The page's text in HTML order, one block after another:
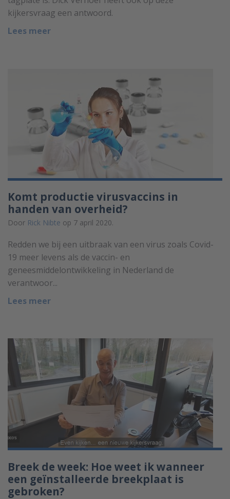
kijkersvraag een antwoord.
Lees meer
Komt productie virusvaccins in
handen van overheid?
Door Rick Nibte op 7 april 2020.
Redden we bij een uitbraak van een virus zoals Covid-
19 meer levens als de vaccin- en
geneesmiddelontwikkeling in Nederland de
verantwoor...
Lees meer
Breek de week: Hoe weet ik wanneer
een geïnstalleerde breekplaat is
gebroken?